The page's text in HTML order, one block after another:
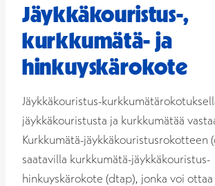
Jäykkäkouristus-,
kurkkumätä- ja
hinkuyskärokote
Jäykkäkouristus-
jäykkäkouristusta ja kurkkumätää
Kurkkumätä-jäykkäkouristusrokotteen
saatavilla kurkkumätä-jäykkäkouristus-
hinkuyskärokote (dtap), jonka voi ottaa